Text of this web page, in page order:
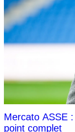
Mercato ASSE
point complet